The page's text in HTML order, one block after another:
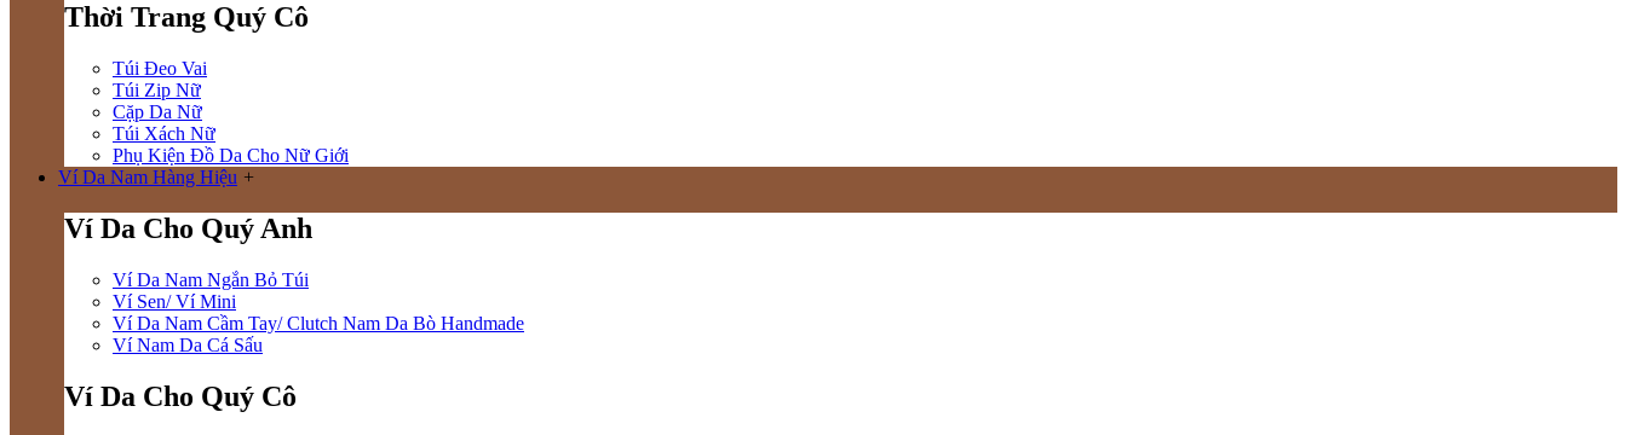
Thời Trang Quý Cô
Túi Đeo Vai
Túi Zip Nữ
Cặp Da Nữ
Túi Xách Nữ
Phụ Kiện Đồ Da Cho Nữ Giới
Ví Da Nam Hàng Hiệu +
Ví Da Cho Quý Anh
Ví Da Nam Ngắn Bỏ Túi
Ví Sen/ Ví Mini
Ví Da Nam Cầm Tay/ Clutch Nam Da Bò Handmade
Ví Nam Da Cá Sấu
Ví Da Cho Quý Cô